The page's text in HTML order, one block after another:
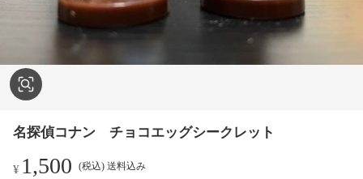
名探偵コナン チョコエッグシークレット
¥ 1,500 (税込) 送料込み